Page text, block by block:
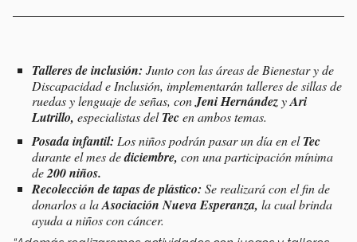
Talleres de inclusión: Junto con las áreas de Bienestar y de
Discapacidad e Inclusión, implementarán talleres de sillas de
ruedas y lenguaje de señas, conJeni HernándezyAri
Lutrillo, especialistas delTecen ambos temas.
Posada infantil: Los niños podrán pasar un día en elTec
durante el mes dediciembre, con una participación mínima
de200 niños.
Recolección de tapas de plástico: Se realizará con el fin de
donarlos a laAsociación Nueva Esperanza, la cual brinda
ayuda a niños con cáncer.